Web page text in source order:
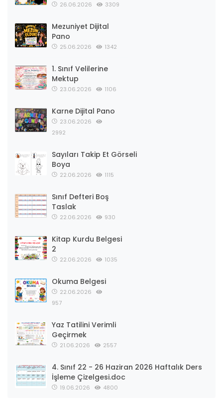
26.06.2026 3309
Mezuniyet Dijital
Pano
25.06.2026 1342
1. Sınıf Velilerine
Mektup
23.06.2026 1106
Karne Dijital Pano
23.06.2026
2992
Sayıları Takip Et Görseli
Boya
22.06.2026 1115
Sınıf Defteri Boş
Taslak
22.06.2026 930
Kitap Kurdu Belgesi
2
22.06.2026 1035
Okuma Belgesi
22.06.2026
957
Yaz Tatilini Verimli
Geçirmek
21.06.2026 2557
4. Sınıf 22 - 26 Haziran 2026 Haftalık Ders
İşleme Çizelgesi.doc
19.06.2026 4800